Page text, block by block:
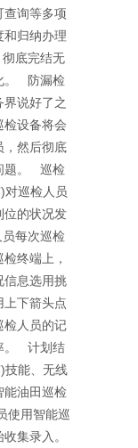
查询等多项
和归纳办理
底完结无
。 防漏检
说好了之
检设备将会
，然后彻底
题。 巡检
对巡检人员
位的状况发
每次巡检
终端上，
信息选用挑
上下箭头点
检人员的记
。 计划结
技能、无线
能油田巡检
使用智能巡
集录入。